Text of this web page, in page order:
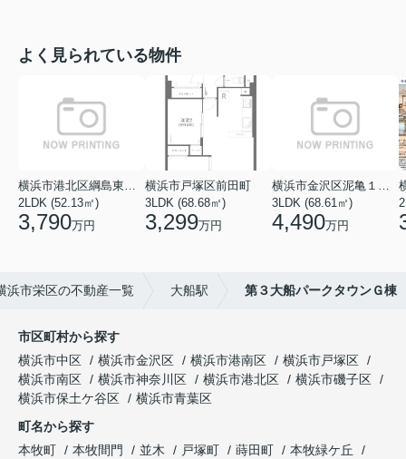
よく見られている物件
横浜市港北区綱島東５丁目
2LDK (52.13㎡)
3,790万円
横浜市戸塚区前田町
3LDK (68.68㎡)
3,299万円
横浜市金沢区泥亀１丁目
3LDK (68.61㎡)
4,490万円
浜市栄区の不動産一覧 大船駅 第３大船パークタウンＧ棟
市区町村から探す
横浜市中区
横浜市金沢区 横浜市港南区
横浜市戸塚区
横浜市南区
横浜市神奈川区 横浜市港北区
横浜市磯子区
横浜市保土ケ谷区
横浜市青葉区
町名から探す
本牧町
本牧間門 並木 戸塚町 蒔田町
本牧緑ケ丘